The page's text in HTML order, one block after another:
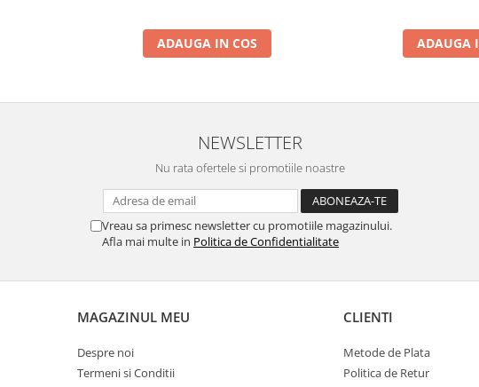
ADAUGA IN COS ADAUGA
NEWSLETTER
Nu rata ofertele si promotiile noastre
Vreau sa primesc newsletter cu promotiile magazinului.
Afla mai multe in Politica de Confidentialitate
MAGAZINUL MEU
Despre noi
Termeni si Conditii
CLIENTI
Metode de Plata
Politica de Retur